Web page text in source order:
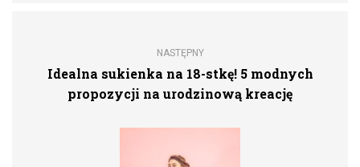
NASTĘPNY
Idealna sukienka na 18-stkę! 5 modnych
propozycji na urodzinową kreację